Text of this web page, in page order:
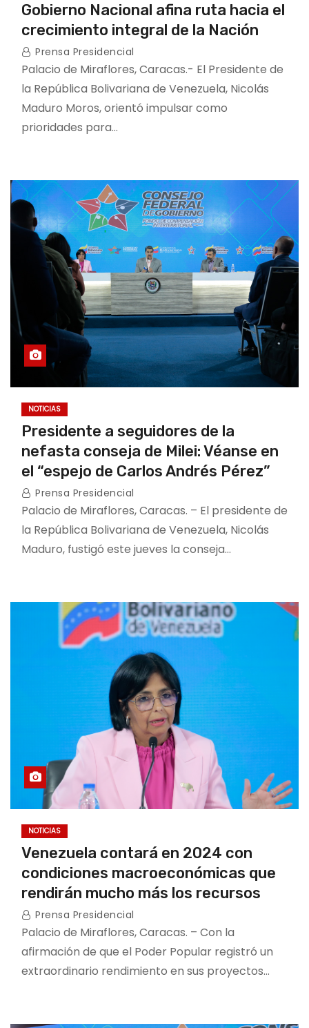
Gobierno Nacional afina ruta hacia el
crecimiento integral de la Nación
Prensa Presidencial
Palacio de Miraflores, Caracas.- El Presidente de
la República Bolivariana de Venezuela, Nicolás
Maduro Moros, orientó impulsar como
prioridades para…
NOTICIAS
Presidente a seguidores de la
nefasta conseja de Milei: Véanse en
el “espejo de Carlos Andrés Pérez”
Prensa Presidencial
Palacio de Miraflores, Caracas. – El presidente de
la República Bolivariana de Venezuela, Nicolás
Maduro, fustigó este jueves la conseja…
NOTICIAS
Venezuela contará en 2024 con
condiciones macroeconómicas que
rendirán mucho más los recursos
Prensa Presidencial
Palacio de Miraflores, Caracas. – Con la
afirmación de que el Poder Popular registró un
extraordinario rendimiento en sus proyectos…